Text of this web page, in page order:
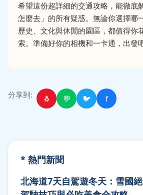
希望這份超詳細的交通攻略，能徹底
怎麼去」的所有疑惑。無論你選擇哪
歷史、文化與休閒的園區，都值得你
索。準備好你的相機和一卡通，出發
分享到: 🐧 💬 🐦 f
* 熱門新聞
北海道7天自駕遊冬天：雪國